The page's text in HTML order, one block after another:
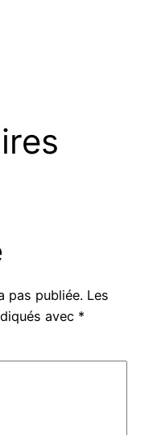
pas publiée. Les
avec *